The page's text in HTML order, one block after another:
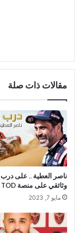
مقالات ذات صلة
ناصر العطية .. على درب
وثائقي على منصة TOD
مايو 7, 2023